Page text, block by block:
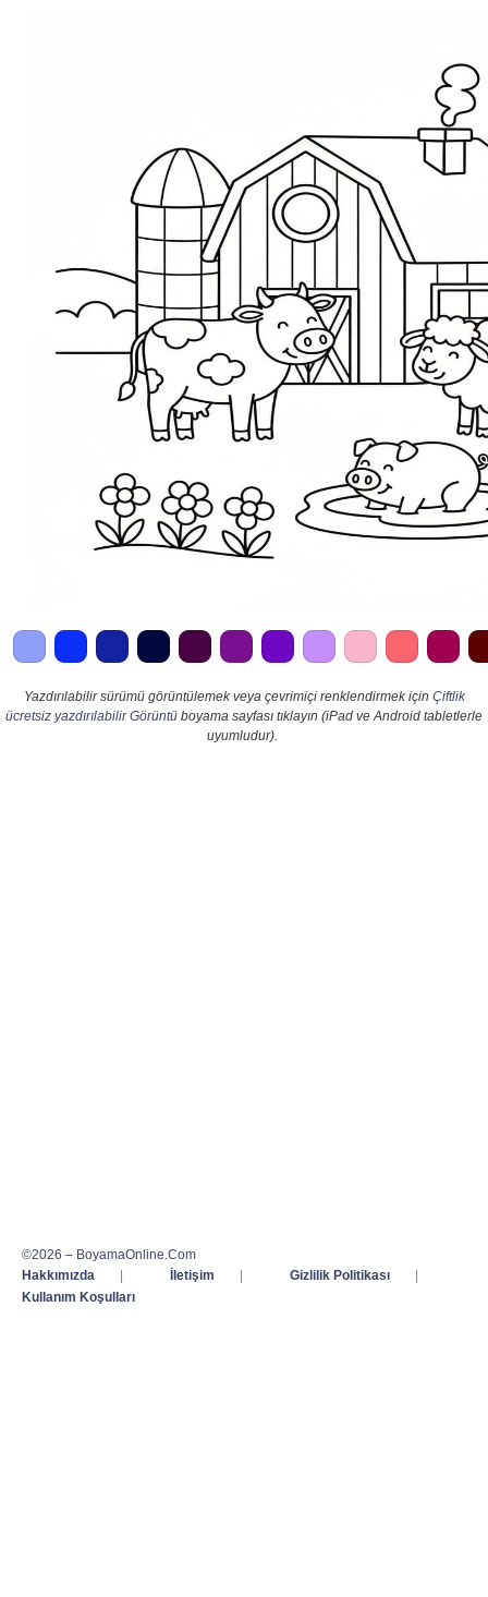
Yazdırılabilir sürümü görüntülemek veya çevrimiçi renklendirmek için Çiftlik
ücretsiz yazdırılabilir Görüntü boyama sayfası tıklayın (iPad ve Android tabletlerle
uyumludur).
©2026 – BoyamaOnline.Com
Hakkımızda
| İletişim | Gizlilik Politikası
|
Kullanım Koşulları